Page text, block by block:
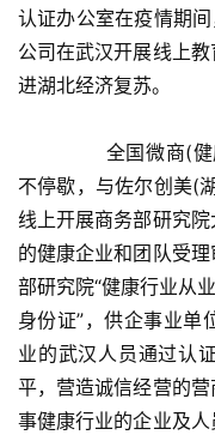
认证办公室在疫情期
公司在武汉开展线上
进湖北经济复苏。
不停歇，与佐尔创美(
线上开展商务部研究
的健康企业和团队受
部研究院“健康行业从
身份证”，供企事业单
业的武汉人员通过认
平，营造诚信经营的
事健康行业的企业及